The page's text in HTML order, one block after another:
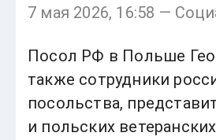
7 мая 2026, 16:58 —
Посол РФ в Польше
также сотрудники
посольства,
и польских